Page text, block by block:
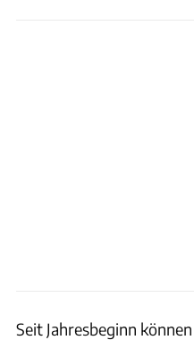
Seit Jahresbeginn